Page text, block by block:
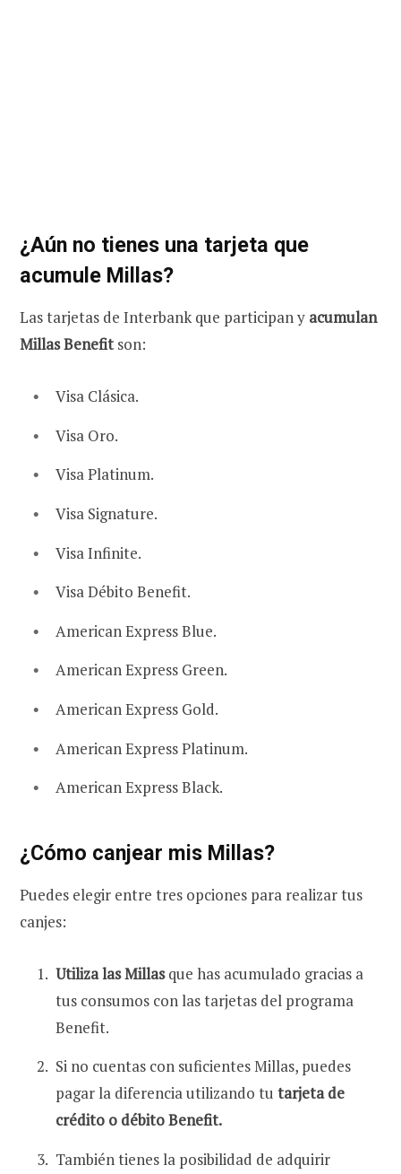
¿Aún no tienes una tarjeta que
acumule Millas?
Las tarjetas de Interbank que participan y acumulan
Millas Benefitson:
Visa Clásica.
Visa Oro.
Visa Platinum.
Visa Signature.
Visa Infinite.
Visa Débito Benefit.
American Express Blue.
American Express Green.
American Express Gold.
American Express Platinum.
American Express Black.
¿Cómo canjear mis Millas?
Puedes elegir entre tres opciones para realizar tus
canjes:
Utiliza las Millasque has acumulado gracias a
tus consumos con las tarjetas del programa
Benefit.
Si no cuentas con suficientes Millas, puedes
pagar la diferencia utilizando tu tarjeta de
crédito o débito Benefit.
También tienes la posibilidad de adquirir